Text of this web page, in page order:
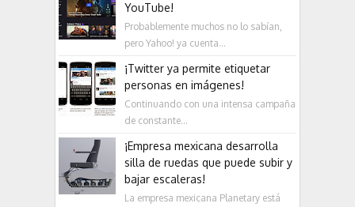
YouTube!
Probablemente muchos no lo sabían,
pero Yahoo! ya cuenta...
¡Twitter ya permite etiquetar
personas en imágenes!
Continuando con una intensa campaña
de constante...
¡Empresa mexicana desarrolla
silla de ruedas que puede subir y
bajar escaleras!
La empresa mexicana Planetary está